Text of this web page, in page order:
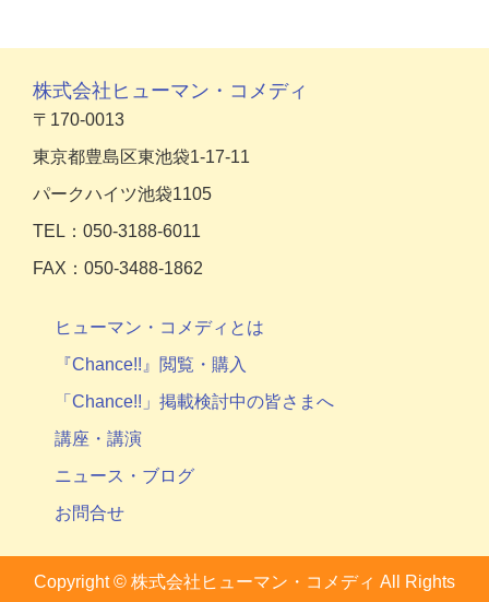
株式会社ヒューマン・コメディ
〒170-0013
東京都豊島区東池袋1-17-11
パークハイツ池袋1105
TEL：050-3188-6011
FAX：050-3488-1862
ヒューマン・コメディとは
『Chance!!』閲覧・購入
「Chance!!」掲載検討中の皆さまへ
講座・講演
ニュース・ブログ
お問合せ
Copyright © 株式会社ヒューマン・コメディ All Rights